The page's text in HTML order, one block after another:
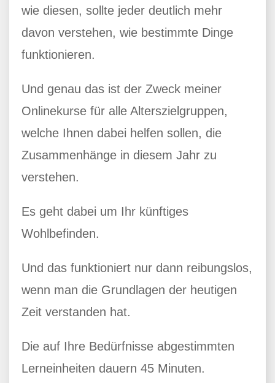
wie diesen, sollte jeder deutlich mehr
davon verstehen, wie bestimmte Dinge
funktionieren.
Und genau das ist der Zweck meiner
Onlinekurse für alle Alterszielgruppen,
welche Ihnen dabei helfen sollen, die
Zusammenhänge in diesem Jahr zu
verstehen.
Es geht dabei um Ihr künftiges
Wohlbefinden.
Und das funktioniert nur dann reibungslos,
wenn man die Grundlagen der heutigen
Zeit verstanden hat.
Die auf Ihre Bedürfnisse abgestimmten
Lerneinheiten dauern 45 Minuten.